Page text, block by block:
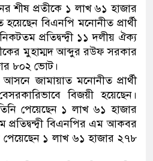
শীষ প্রতীকে ১ লাখ ৬১ হাজার
বিএনপি মনোনীত প্রার্থী
প্রতিদ্বন্দ্বী ১১ দলীয় ঐক্য
মুহাম্মদ আব্দুর রউফ সরকার
৮০২ ভোট।
আসনে জামায়াত মনোনীত প্রার্থী
বিজয়ী হয়েছেন।
তিনি পেয়েছেন ১ লাখ ৬১ হাজার
বিএনপির এম আকবর
পেয়েছেন ১ লাখ ৬১ হাজার ২৭৮